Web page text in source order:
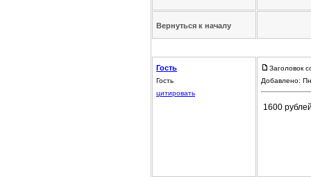
Вернуться к началу
Гость
Гость
цитировать
Заголовок
Добавлено:
1600